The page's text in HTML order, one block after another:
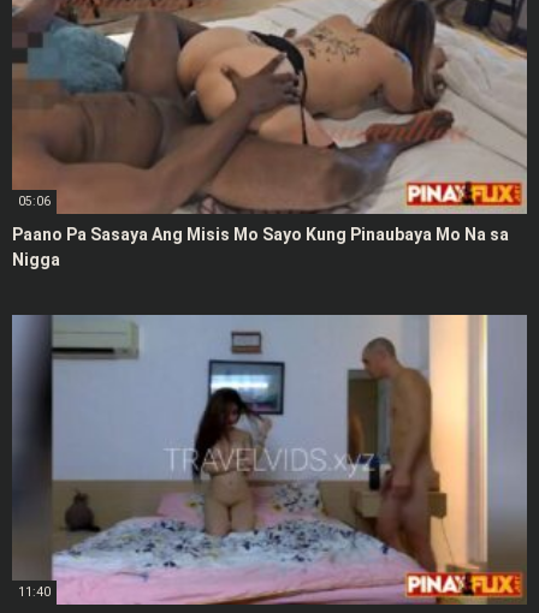
05:06
Paano Pa Sasaya Ang Misis Mo Sayo Kung Pinaubaya Mo Na sa
Nigga
11:40